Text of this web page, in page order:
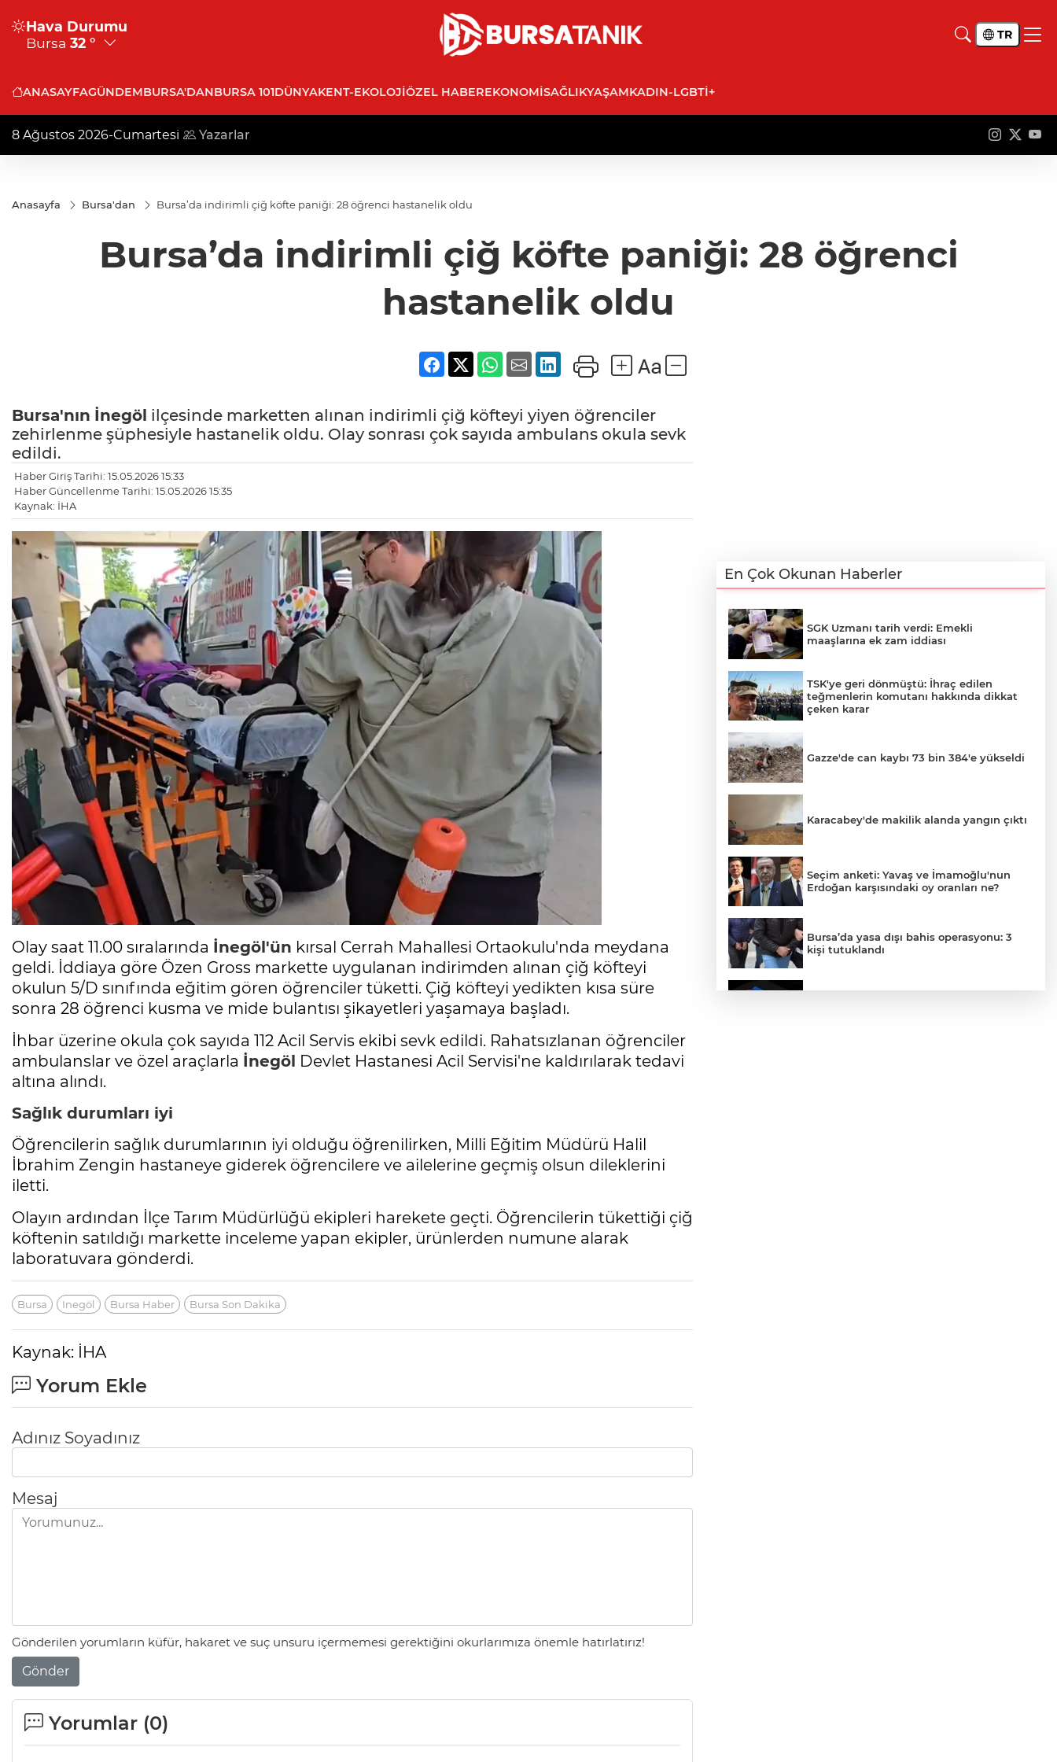
Hava Durumu
Bursa 32 ° TR
ANASAYFAGÜNDEMBURSA'DANBURSA 101DÜNYAKENT-EKOLOJIÖZEL HABEREKONOMISAĞLIKYAŞAMKADIN-LGBTİ+
8 Ağustos 2026-Cumartesi Yazarlar
Anasayfa Bursa'dan Bursa’da indirimli çiğ köfte paniği: 28 öğrenci hastanelik oldu
Bursa’da indirimli çiğ köfte paniği: 28 öğrenci
hastanelik oldu
Bursa'nın İnegöl ilçesinde marketten alınan indirimli çiğ köfteyi yiyen öğrenciler
zehirlenme şüphesiyle hastanelik oldu. Olay sonrası çok sayıda ambulans okula sevk
edildi.
Haber Giriş Tarihi: 15.05.2026 15:33
Haber Güncellenme Tarihi: 15.05.2026 15:35
Kaynak: İHA
Olay saat 11.00 sıralarında İnegöl'ün kırsal Cerrah Mahallesi Ortaokulu'nda meydana
geldi. İddiaya göre Özen Gross markette uygulanan indirimden alınan çiğ köfteyi
okulun 5/D sınıfında eğitim gören öğrenciler tüketti. Çiğ köfteyi yedikten kısa süre
sonra 28 öğrenci kusma ve mide bulantısı şikayetleri yaşamaya başladı.
İhbar üzerine okula çok sayıda 112 Acil Servis ekibi sevk edildi. Rahatsızlanan öğrenciler
ambulanslar ve özel araçlarla İnegöl Devlet Hastanesi Acil Servisi'ne kaldırılarak tedavi
altına alındı.
Sağlık durumları iyi
Öğrencilerin sağlık durumlarının iyi olduğu öğrenilirken, Milli Eğitim Müdürü Halil
İbrahim Zengin hastaneye giderek öğrencilere ve ailelerine geçmiş olsun dileklerini
iletti.
Olayın ardından İlçe Tarım Müdürlüğü ekipleri harekete geçti. Öğrencilerin tükettiği çiğ
köftenin satıldığı markette inceleme yapan ekipler, ürünlerden numune alarak
laboratuvara gönderdi.
Bursa Inegöl Bursa Haber Bursa Son Dakika
Kaynak: İHA
Yorum Ekle
Adınız Soyadınız
Mesaj
Gönderilen yorumların küfür, hakaret ve suç unsuru içermemesi gerektiğini okurlarımıza önemle hatırlatırız!
Gönder
Yorumlar (0)
En Çok Okunan Haberler
SGK Uzmanı tarih verdi: Emekli
maaşlarına ek zam iddiası
TSK'ye geri dönmüştü: İhraç edilen
teğmenlerin komutanı hakkında dikkat
çeken karar
Gazze'de can kaybı 73 bin 384'e yükseldi
Karacabey'de makilik alanda yangın çıktı
Seçim anketi: Yavaş ve İmamoğlu'nun
Erdoğan karşısındaki oy oranları ne?
Bursa’da yasa dışı bahis operasyonu: 3
kişi tutuklandı